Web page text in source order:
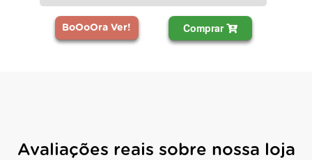
BoOoOra Ver! Comprar
Avaliações reais sobre nossa loja